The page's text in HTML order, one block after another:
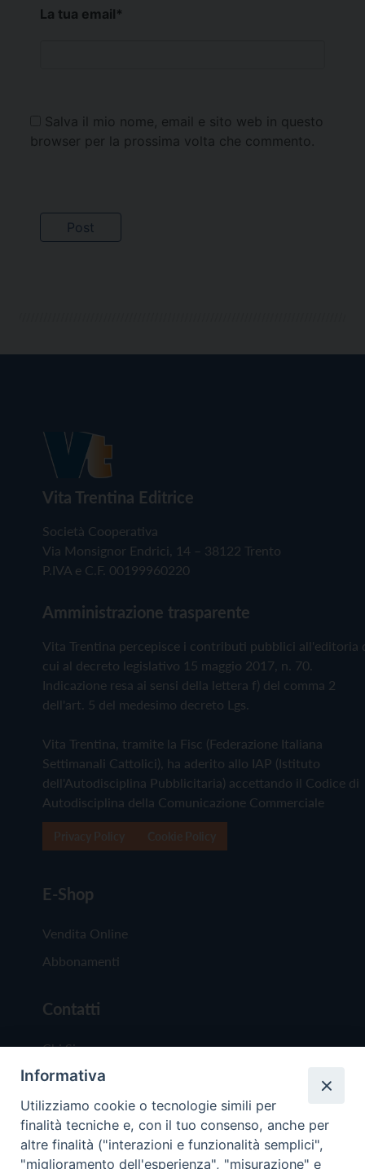
La tua email*
Salva il mio nome, email e sito web in questo
browser per la prossima volta che commento.
Vita Trentina Editrice
Società Cooperativa
Via Monsignor Endrici, 14 – 38122 Trento
P.IVA e C.F. 00199960220
Amministrazione trasparente
Vita Trentina percepisce i contributi pubblici all'editoria
cui al decreto legislativo 15 maggio 2017, n. 70.
Indicazione resa ai sensi della lettera f) del comma 2
dell'art. 5 del medesimo decreto Lgs.
Vita Trentina, tramite la Fisc (Federazione Italiana
Settimanali Cattolici), ha aderito allo IAP (Istituto
dell'Autodisciplina Pubblicitaria) accettando il Codice di
Autodisciplina della Comunicazione Commerciale
E-Shop
Vendita Online
Abbonamenti
Contatti
Chi Siamo
Redazione
Scrivici
Informativa
Utilizziamo cookie o tecnologie simili per
finalità tecniche e, con il tuo consenso, anche per
altre finalità ("interazioni e funzionalità semplici",
"miglioramento dell'esperienza", "misurazione" e